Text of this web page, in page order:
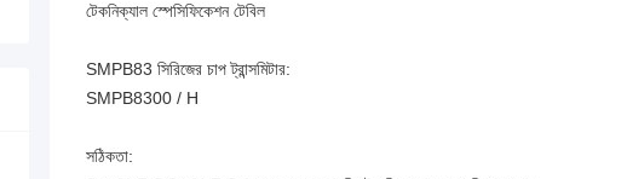
টেকনিক্যাল স্পেসিফিকেশন টেবিল
SMPB83 সিরিজের চাপ ট্রান্সমিটার:
SMPB8300 / H
সঠিকতা: